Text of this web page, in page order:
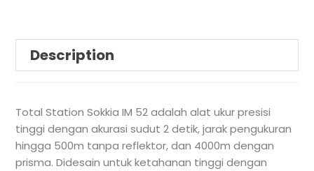
Description
Total Station Sokkia IM 52 adalah alat ukur presisi
tinggi dengan akurasi sudut 2 detik, jarak pengukuran
hingga 500m tanpa reflektor, dan 4000m dengan
prisma. Didesain untuk ketahanan tinggi dengan